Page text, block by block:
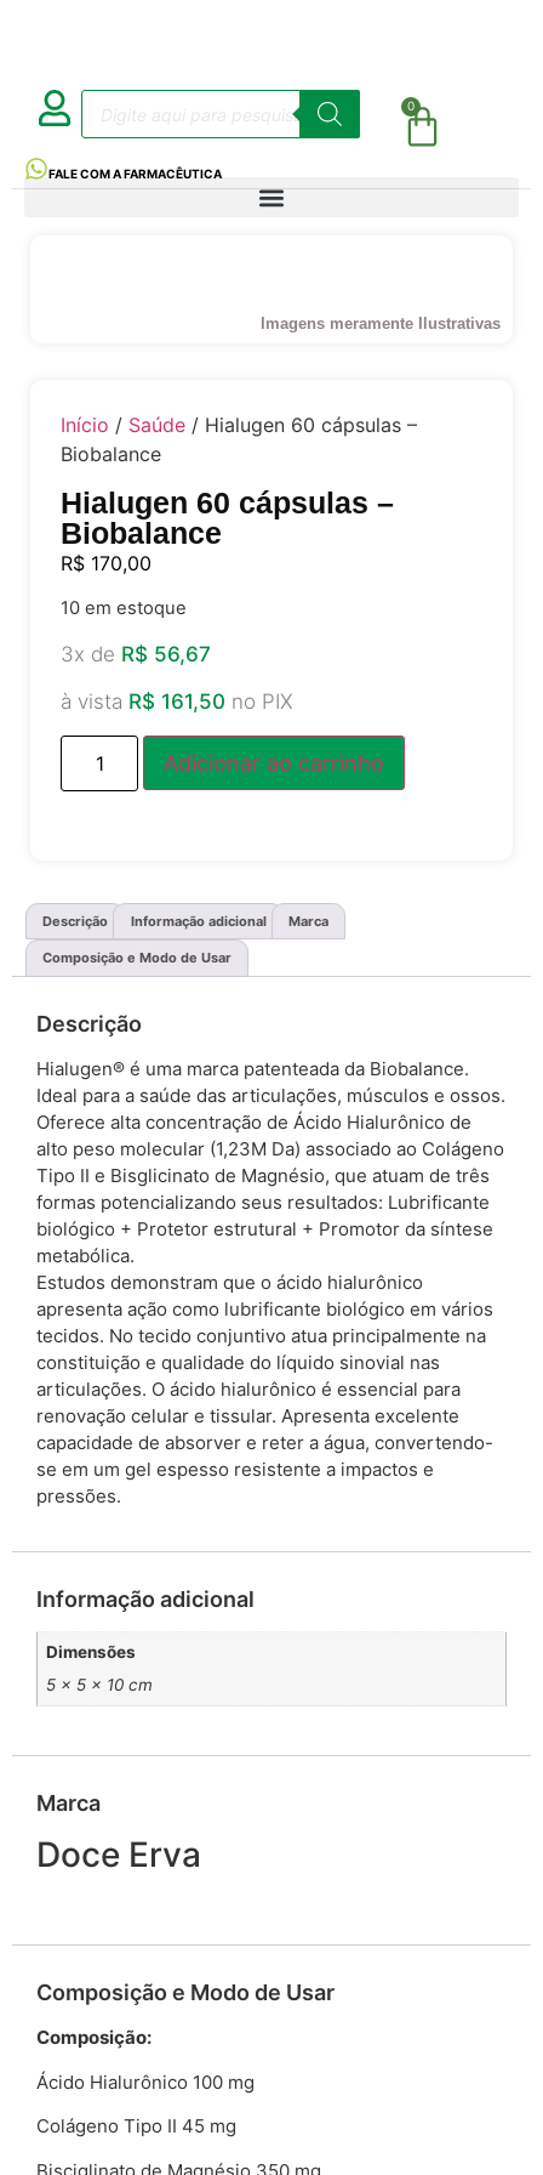
0
FALE COM A FARMACÊUTICA
Imagens meramente Ilustrativas
Início / Saúde / Hialugen 60 cápsulas –
Biobalance
Hialugen 60 cápsulas –
Biobalance
R$ 170,00
10 em estoque
3x de R$ 56,67
à vista R$ 161,50 no PIX
Adicionar ao carrinho
Descrição Informação adicional Marca
Composição e Modo de Usar
Descrição
Hialugen® é uma marca patenteada da Biobalance.
Ideal para a saúde das articulações, músculos e ossos.
Oferece alta concentração de Ácido Hialurônico de
alto peso molecular (1,23M Da) associado ao Colágeno
Tipo II e Bisglicinato de Magnésio, que atuam de três
formas potencializando seus resultados: Lubrificante
biológico + Protetor estrutural + Promotor da síntese
metabólica.
Estudos demonstram que o ácido hialurônico
apresenta ação como lubrificante biológico em vários
tecidos. No tecido conjuntivo atua principalmente na
constituição e qualidade do líquido sinovial nas
articulações. O ácido hialurônico é essencial para
renovação celular e tissular. Apresenta excelente
capacidade de absorver e reter a água, convertendo-
se em um gel espesso resistente a impactos e
pressões.
Informação adicional
Dimensões
5 × 5 × 10 cm
Marca
Doce Erva
Composição e Modo de Usar
Composição:
Ácido Hialurônico 100 mg
Colágeno Tipo II 45 mg
Bisciglinato de Magnésio 350 mg